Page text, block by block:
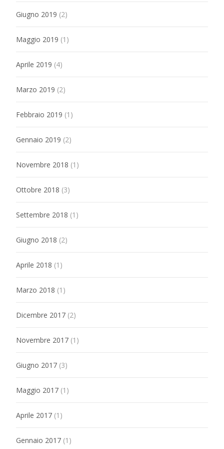
Giugno 2019 (2)
Maggio 2019 (1)
Aprile 2019 (4)
Marzo 2019 (2)
Febbraio 2019 (1)
Gennaio 2019 (2)
Novembre 2018 (1)
Ottobre 2018 (3)
Settembre 2018 (1)
Giugno 2018 (2)
Aprile 2018 (1)
Marzo 2018 (1)
Dicembre 2017 (2)
Novembre 2017 (1)
Giugno 2017 (3)
Maggio 2017 (1)
Aprile 2017 (1)
Gennaio 2017 (1)